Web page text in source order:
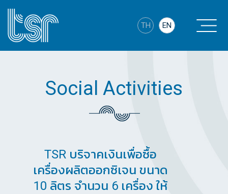
Skip
content
TH EN
Social Activities
TSR บริจาคเงินเพื่อซื้อ
เครื่องผลิตออกซิเจน ขนาด
10 ลิตร จำนวน 6 เครื่อง ให้